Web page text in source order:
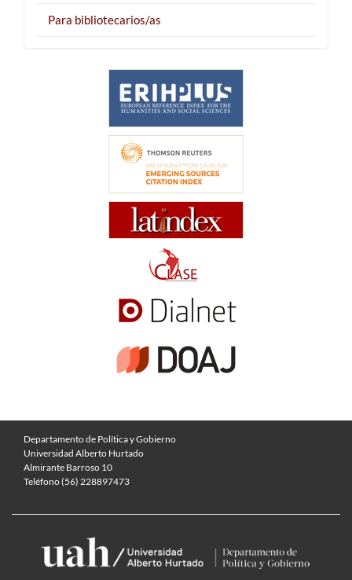
Para bibliotecarios/as
Departamento de Política y Gobierno
Universidad Alberto Hurtado
Almirante Barroso 10
Teléfono (56) 228897473